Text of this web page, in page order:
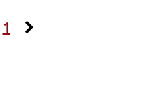
1